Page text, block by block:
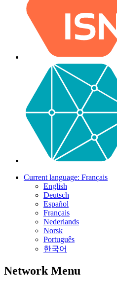
Current language: Français
English
Deutsch
Español
Français
Nederlands
Norsk
Português
한국어
Network Menu